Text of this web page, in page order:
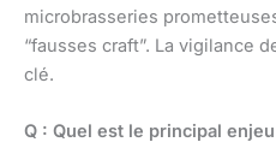
microbrasseries
“fausses craft”. La vigilance
clé.
Q : Quel est le principal